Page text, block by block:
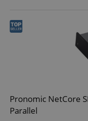
Pronomic NetCore
Parallel